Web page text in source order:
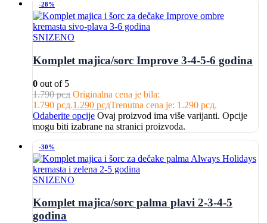
-28%
SNIZENO
Komplet majica/sorc Improve 3-4-5-6 godina
0 out of 5
1.790рсд Originalna cena je bila:
1.790 рсд.1.290 рсдTrenutna cena je: 1.290 рсд.
Odaberite opcije Ovaj proizvod ima više varijanti. Opcije
mogu biti izabrane na stranici proizvoda.
-30%
SNIZENO
Komplet majica/sorc palma plavi 2-3-4-5
godina